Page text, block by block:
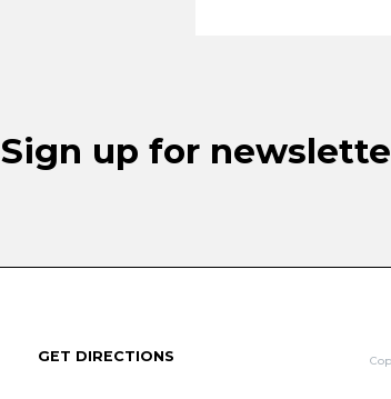
Sign up for
GET DIRECTIONS